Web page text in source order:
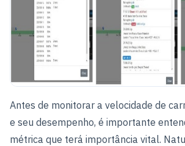
Antes de monitorar a velocidade de
e seu desempenho, é importante
métrica que terá importância vital.